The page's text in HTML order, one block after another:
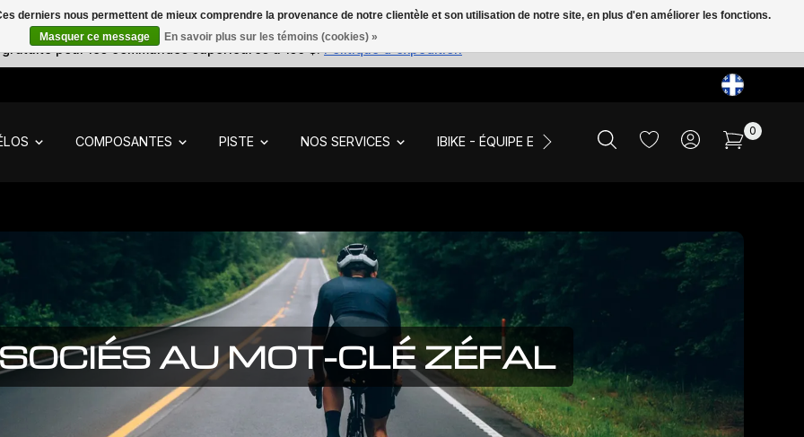
pour les commandes supérieures à 150 $.Politique d'expédition
COMPOSANTES PISTE NOS SERVICES IBIKE - ÉQUIPE ET ÉVÉNEMENTS LIQUIDATION
0
AU MOT-CLÉ ZÉFAL
derniers nous permettent de mieux comprendre la provenance de notre clientèle et son utilisation de notre site, en plus d'en améliorer les fonctions.
Masquer ce message
En savoir plus sur les témoins (cookies) »